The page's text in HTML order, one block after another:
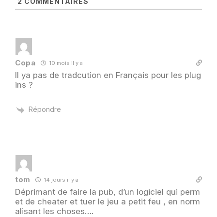
b
Copa 10 mois il y a
Il ya pas de tradcution en Français pour les plug
ins ?
Répondre
tom 14 jours il y a
Déprimant de faire la pub, d’un logiciel qui perm
et de cheater et tuer le jeu a petit feu , en norm
alisant les choses….